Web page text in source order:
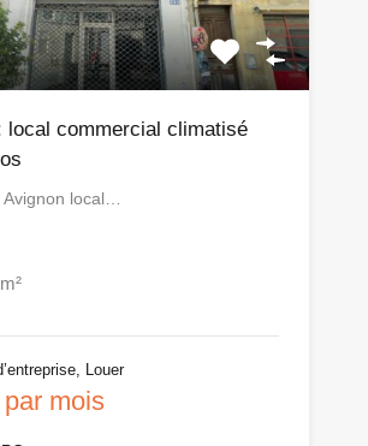
local commercial climatisé
local…
m²
Louer
mois